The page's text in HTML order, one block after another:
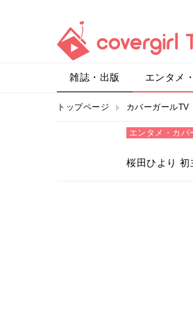
雑誌・出版 エンタメ
トップページ カバーガールTV
エンタメ・カバ
桜田ひより